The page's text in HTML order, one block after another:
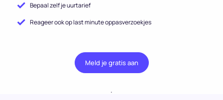
Bepaal zelf je uurtarief
Reageer ook op last minute oppasverzoekjes
Meld je gratis aan
.